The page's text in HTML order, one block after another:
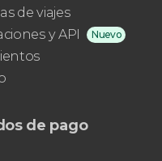
de viajes
y API
Nuevo
de pago